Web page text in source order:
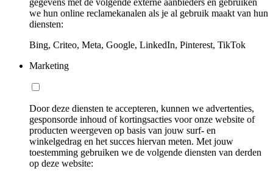
we hun online reclamekanalen als je al gebruik maakt van hun
diensten:
Bing, Criteo, Meta, Google, LinkedIn, Pinterest, TikTok
Marketing
Door deze diensten te accepteren, kunnen we advertenties,
gesponsorde inhoud of kortingsacties voor onze website of
producten weergeven op basis van jouw surf- en
winkelgedrag en het succes hiervan meten. Met jouw
toestemming gebruiken we de volgende diensten van derden
op deze website: